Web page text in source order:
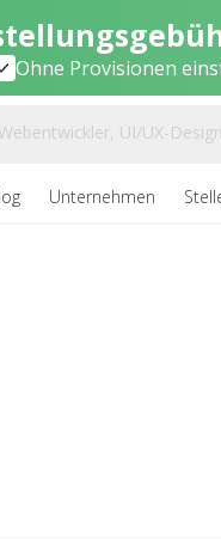
Ohne Provisionen
Unternehmen